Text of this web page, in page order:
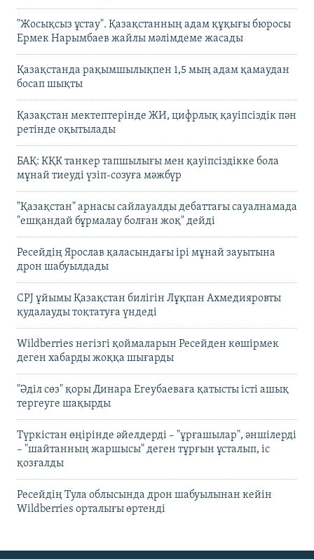
"Жосықсыз ұстау". Қазақстанның адам құқығы бюросы
Ермек Нарымбаев жайлы мәлімдеме жасады
Қазақстанда рақымшылықпен 1,5 мың адам қамаудан
босап шықты
Қазақстан мектептерінде ЖИ, цифрлық қауіпсіздік пән
ретінде оқытылады
БАҚ: КҚК танкер тапшылығы мен қауіпсіздікке бола
мұнай тиеуді үзіп-созуға мәжбүр
"Қазақстан" арнасы сайлауалды дебаттағы сауалнамада
"ешқандай бұрмалау болған жоқ" дейді
Ресейдің Ярослав қаласындағы ірі мұнай зауытына
дрон шабуылдады
CPJ ұйымы Қазақстан билігін Лұқпан Ахмедияровты
қудалауды тоқтатуға үндеді
Wildberries негізгі қоймаларын Ресейден көшірмек
деген хабарды жоққа шығарды
"Әділ сөз" қоры Динара Егеубаеваға қатысты істі ашық
тергеуге шақырды
Түркістан өңірінде әйелдерді – "ұрғашылар", әншілерді
– "шайтанның жаршысы" деген тұрғын ұсталып, іс
қозғалды
Ресейдің Тула облысында дрон шабуылынан кейін
Wildberries орталығы өртенді